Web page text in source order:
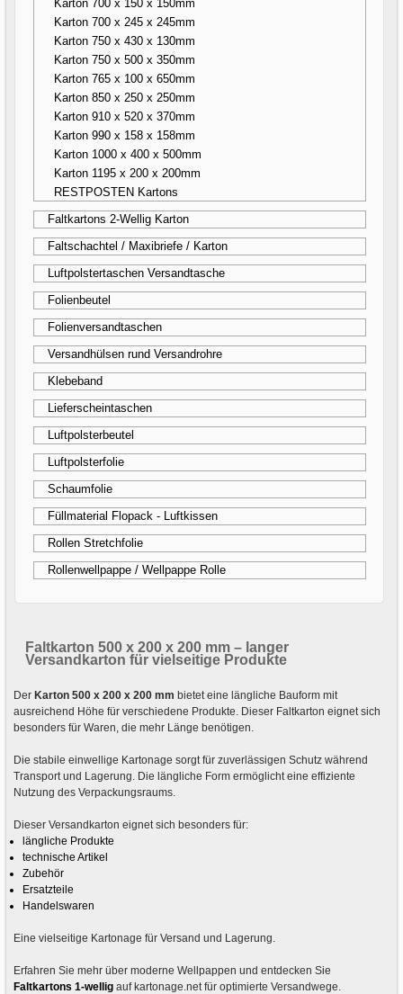
Karton 700 x 150 x 150mm
Karton 700 x 245 x 245mm
Karton 750 x 430 x 130mm
Karton 750 x 500 x 350mm
Karton 765 x 100 x 650mm
Karton 850 x 250 x 250mm
Karton 910 x 520 x 370mm
Karton 990 x 158 x 158mm
Karton 1000 x 400 x 500mm
Karton 1195 x 200 x 200mm
RESTPOSTEN Kartons
Faltkartons 2-Wellig Karton
Faltschachtel / Maxibriefe / Karton
Luftpolstertaschen Versandtasche
Folienbeutel
Folienversandtaschen
Versandhülsen rund Versandrohre
Klebeband
Lieferscheintaschen
Luftpolsterbeutel
Luftpolsterfolie
Schaumfolie
Füllmaterial Flopack - Luftkissen
Rollen Stretchfolie
Rollenwellpappe / Wellpappe Rolle
Faltkarton 500 x 200 x 200 mm – langer
Versandkarton für vielseitige Produkte
DerKarton 500 x 200 x 200 mm bietet eine längliche Bauform mit
ausreichend Höhe für verschiedene Produkte. Dieser Faltkarton eignet sich
besonders für Waren, die mehr Länge benötigen.
Die stabile einwellige Kartonage sorgt für zuverlässigen Schutz während
Transport und Lagerung. Die längliche Form ermöglicht eine effiziente
Nutzung des Verpackungsraums.
Dieser Versandkarton eignet sich besonders für:
längliche Produkte
technische Artikel
Zubehör
Ersatzteile
Handelswaren
Eine vielseitige Kartonage für Versand und Lagerung.
Erfahren Sie mehr über moderne Wellpappen und entdecken Sie
Faltkartons 1-wellig auf kartonage.net für optimierte Versandwege.